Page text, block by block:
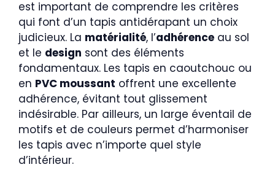
est important de comprendre les critères
qui font d’un tapis antidérapant un choix
judicieux. La matérialité, l’adhérence au sol
et le design sont des éléments
fondamentaux. Les tapis en caoutchouc ou
en PVC moussant offrent une excellente
adhérence, évitant tout glissement
indésirable. Par ailleurs, un large éventail de
motifs et de couleurs permet d’harmoniser
les tapis avec n’importe quel style
d’intérieur.